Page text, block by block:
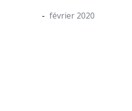
février 2020